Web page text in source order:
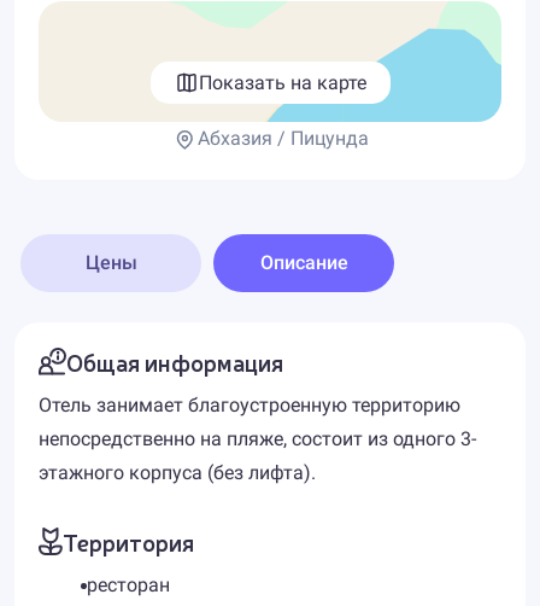
Показать на карте
Абхазия / Пицунда
Цены Описание
Общая информация
Отель занимает благоустроенную территорию
непосредственно на пляже, состоит из одного 3-
этажного корпуса (без лифта).
Территория
ресторан